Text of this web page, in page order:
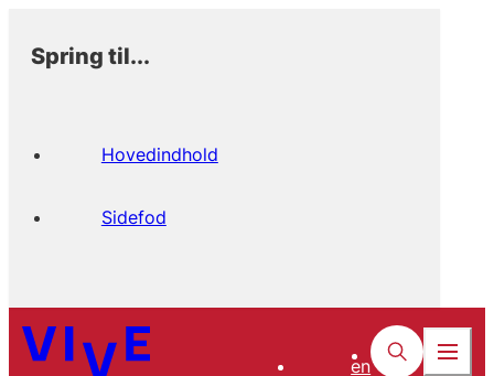
Spring til...
Hovedindhold
Sidefod
en